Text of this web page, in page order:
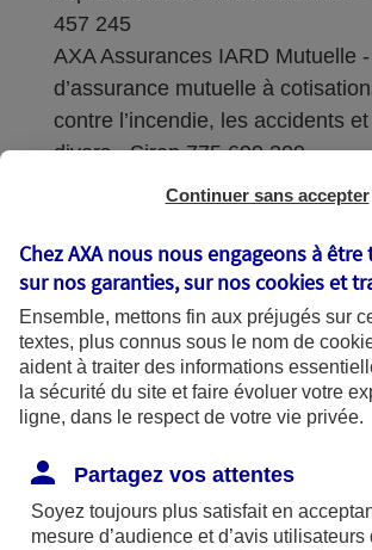
457 245
AXA Assurances IARD Mutuelle
d’assurance mutuelle à
contre l’incendie, les accidents
divers - Siren 775 699 309
Sièges sociaux : 313 Terrasses
Coordonnées de l'Autorité de
prudentiel et de résolution
Place de Budapest - CS 92459 -
Paris Cedex 09. Le détail des
recours et de réclamation et les
disponibles sur le site axa.fr.
AXA France IARD et AXA
Continuer sans accepter
Chez AXA nous nous engageons à
sur nos garanties, sur noscookies et
Ensemble, mettons fin aux préjugés sur
textes, plus connus sous le nom de
aident à traiter des informations
la sécurité du site et faire évoluer votre
ligne, dans le respect de votre vie privée.
Partagez vos attentes
Soyez toujours plus satisfait en
mesure d’audience et d’avis